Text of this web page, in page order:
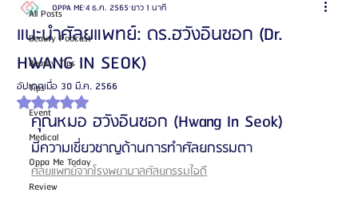
All Posts
Beauty Podcast
Beauty Tips
Tips
Event
Medical
Oppa Me Today
Review
แนะนำศัลยแพทย์: ดร.ฮวังอินซอก (Dr.
HWANG IN SEOK)
OPPA ME4 ธ.ค. 2565 ยาว 1 นาที
อัปเดตเมื่อ 30 มี.ค. 2566
ได้รับ NaN เต็ม 5 ดาว
คุณหมอ ฮวังอินซอก (Hwang In Seok)
มีความเชี่ยวชาญด้านการทำศัลยกรรมตา
ศัลยแพทย์จากโรงพยาบาลศัลยกรรมไอดี